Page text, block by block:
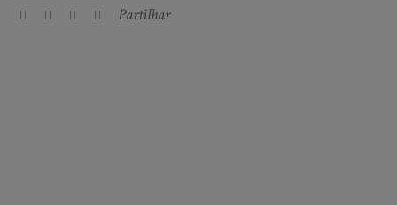
Partilhar